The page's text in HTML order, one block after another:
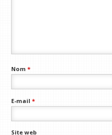
Nom*
E-mail*
Site web